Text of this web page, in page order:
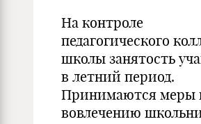
На контроле
педагогического
школы занятость
в летний период.
Принимаются меры
вовлечению